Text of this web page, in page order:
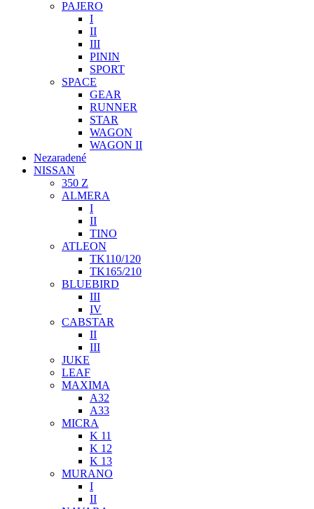
PAJERO
I
II
III
PININ
SPORT
SPACE
GEAR
RUNNER
STAR
WAGON
WAGON II
Nezaradené
NISSAN
350 Z
ALMERA
I
II
TINO
ATLEON
TK110/120
TK165/210
BLUEBIRD
III
IV
CABSTAR
II
III
JUKE
LEAF
MAXIMA
A32
A33
MICRA
K 11
K 12
K 13
MURANO
I
II